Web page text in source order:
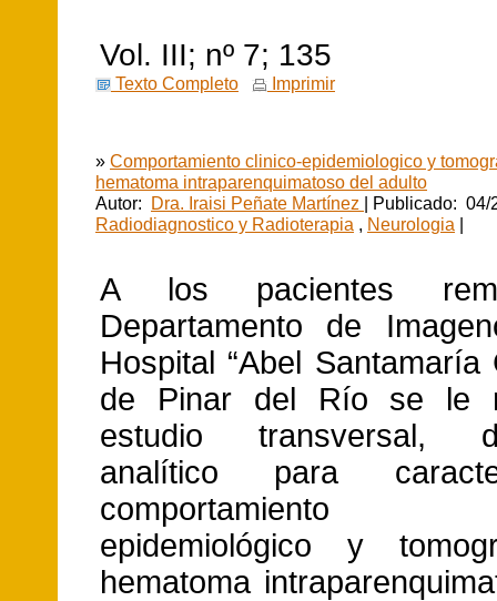
Vol. III; nº 7; 135
Texto Completo Imprimir
» Comportamiento clinico-epidemiologico y
hematoma intraparenquimatoso del adulto
Autor: Dra. Iraisi Peñate Martínez | Publicado: 04/
Radiodiagnostico y Radioterapia , Neurologia |
A los pacientes
Departamento de
Hospital “Abel Santamaría
de Pinar del Río se le
estudio transversal,
analítico para
comportamiento
epidemiológico y
hematoma